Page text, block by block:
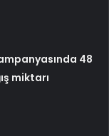
48
miktarı